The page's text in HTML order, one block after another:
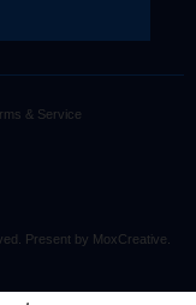
& Service
Present by MoxCreative.